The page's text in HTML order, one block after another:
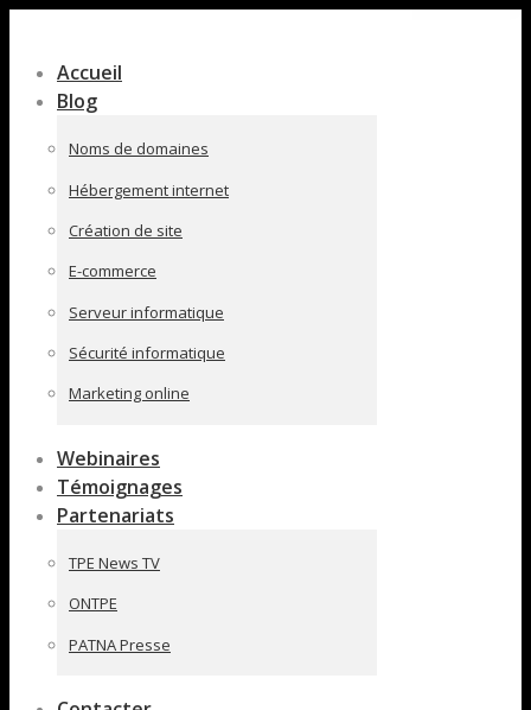
pleine
largeur
Accueil
Blog
Noms de domaines
Hébergement internet
Création de site
E-commerce
Serveur informatique
Sécurité informatique
Marketing online
Webinaires
Témoignages
Partenariats
TPE News TV
ONTPE
PATNA Presse